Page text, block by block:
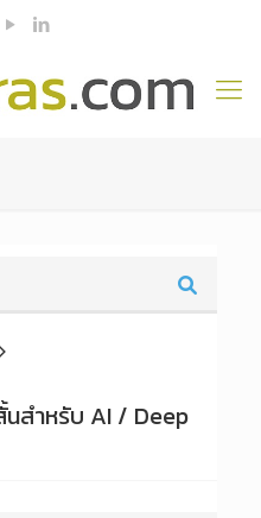
สำหรับ AI / Deep